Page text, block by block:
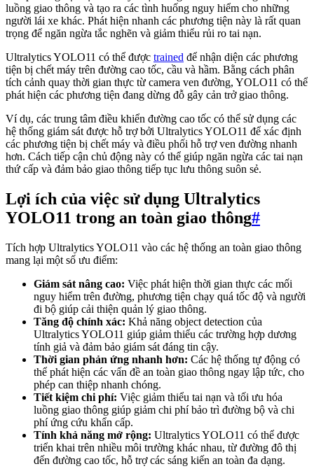
luồng giao thông và tạo ra các tình huống nguy hiểm cho những
người lái xe khác. Phát hiện nhanh các phương tiện này là rất quan
trọng để ngăn ngừa tắc nghẽn và giảm thiểu rủi ro tai nạn.
Ultralytics YOLO11 có thể được trained để nhận diện các phương
tiện bị chết máy trên đường cao tốc, cầu và hầm. Bằng cách phân
tích cảnh quay thời gian thực từ camera ven đường, YOLO11 có thể
phát hiện các phương tiện đang dừng đỗ gây cản trở giao thông.
Ví dụ, các trung tâm điều khiển đường cao tốc có thể sử dụng các
hệ thống giám sát được hỗ trợ bởi Ultralytics YOLO11 để xác định
các phương tiện bị chết máy và điều phối hỗ trợ ven đường nhanh
hơn. Cách tiếp cận chủ động này có thể giúp ngăn ngừa các tai nạn
thứ cấp và đảm bảo giao thông tiếp tục lưu thông suôn sẻ.
Lợi ích của việc sử dụng Ultralytics
YOLO11 trong an toàn giao thông#
Tích hợp Ultralytics YOLO11 vào các hệ thống an toàn giao thông
mang lại một số ưu điểm:
Giám sát nâng cao: Việc phát hiện thời gian thực các mối
nguy hiểm trên đường, phương tiện chạy quá tốc độ và người
đi bộ giúp cải thiện quản lý giao thông.
Tăng độ chính xác: Khả năng object detection của
Ultralytics YOLO11 giúp giảm thiểu các trường hợp dương
tính giả và đảm bảo giám sát đáng tin cậy.
Thời gian phản ứng nhanh hơn: Các hệ thống tự động có
thể phát hiện các vấn đề an toàn giao thông ngay lập tức, cho
phép can thiệp nhanh chóng.
Tiết kiệm chi phí: Việc giảm thiểu tai nạn và tối ưu hóa
luồng giao thông giúp giảm chi phí bảo trì đường bộ và chi
phí ứng cứu khẩn cấp.
Tính khả năng mở rộng: Ultralytics YOLO11 có thể được
triển khai trên nhiều môi trường khác nhau, từ đường đô thị
đến đường cao tốc, hỗ trợ các sáng kiến an toàn đa dạng.